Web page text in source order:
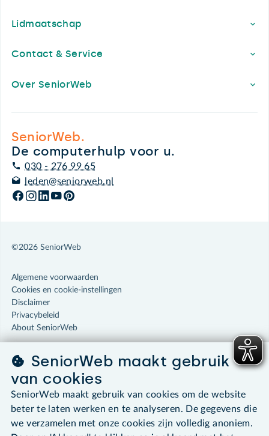
Lidmaatschap
Contact & Service
Over SeniorWeb
SeniorWeb.
De computerhulp voor u.
030 - 276 99 65
leden@seniorweb.nl
©2026 SeniorWeb
Algemene voorwaarden
Cookies en cookie-instellingen
Disclaimer
Privacybeleid
About SeniorWeb
SeniorWeb maakt gebruik
van cookies
SeniorWeb maakt gebruik van cookies om de website
beter te laten werken en te analyseren. De gegevens die
we verzamelen met onze cookies zijn volledig anoniem.